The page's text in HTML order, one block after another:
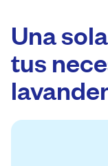
Una
tus